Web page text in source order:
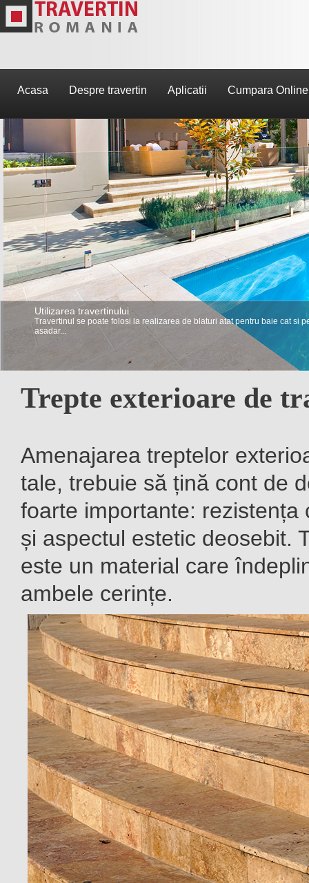
Acasa Despre travertin Aplicatii Cumpara Online
Utilizarea travertinului
Travertinul se poate folosi la realizarea de blaturi atat pentru baie cat si
asadar...
Travertin – Intretinere si curatare
Pentru a-si pastra luminozitatea si nuanta de la inceput travertinul
Trepte exterioare de
Amenajarea treptelor
tale, trebuie să țină cont de
foarte importante: rezistența
și aspectul estetic deosebit.
este un material care
ambele cerințe.